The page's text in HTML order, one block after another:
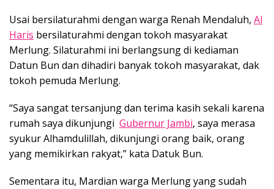
Usai bersilaturahmi dengan warga Renah Mendaluh, Al
Haris bersilaturahmi dengan tokoh masyarakat
Merlung. Silaturahmi ini berlangsung di kediaman
Datun Bun dan dihadiri banyak tokoh masyarakat, dak
tokoh pemuda Merlung.
“Saya sangat tersanjung dan terima kasih sekali karena
rumah saya dikunjungi Gubernur Jambi, saya merasa
syukur Alhamdulillah, dikunjungi orang baik, orang
yang memikirkan rakyat,” kata Datuk Bun.
Sementara itu, Mardian warga Merlung yang sudah